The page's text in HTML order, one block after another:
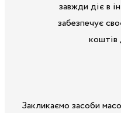
завжди діє в
забезпечує
Закликаємо засоби